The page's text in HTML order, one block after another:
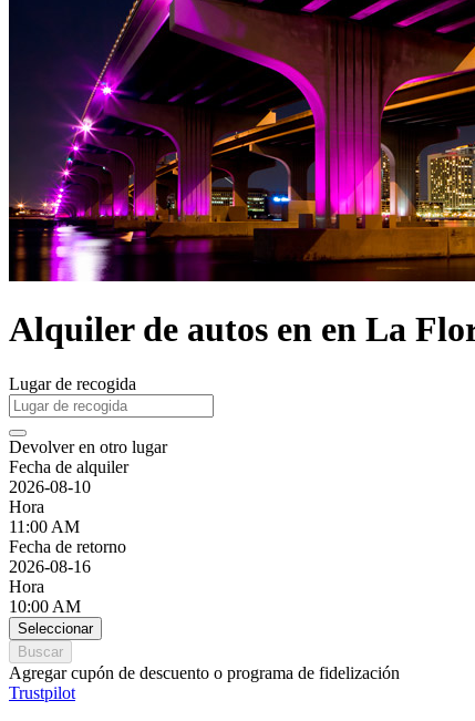
Alquiler de autos en en La
Lugar de recogida
Devolver en otro lugar
Fecha de alquiler
2026-08-10
Hora
11:00 AM
Fecha de retorno
2026-08-16
Hora
10:00 AM
Seleccionar
Buscar
Agregar cupón de descuento o programa de fidelización
Trustpilot